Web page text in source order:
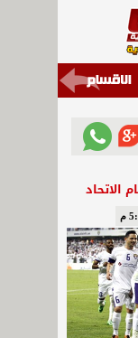
الاتحاد